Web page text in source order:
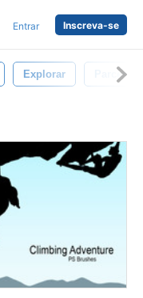
Entrar Inscreva-se
Explorar Parceria